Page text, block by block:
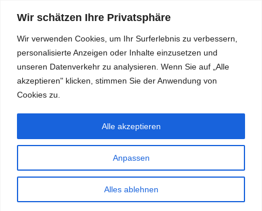
Wir schätzen Ihre Privatsphäre
Wir verwenden Cookies, um Ihr Surferlebnis zu verbessern,
personalisierte Anzeigen oder Inhalte einzusetzen und
unseren Datenverkehr zu analysieren. Wenn Sie auf „Alle
akzeptieren" klicken, stimmen Sie der Anwendung von
Cookies zu.
Anpassen
Alles ablehnen
Alle akzeptieren
RDKS.EXPERT
TESTS, EXPERTEN-TIPPS RUND UM DAS THEMA RDKS UND